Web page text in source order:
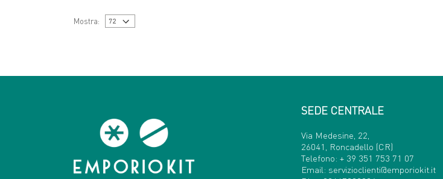
Mostra:
SEDE CENTRALE
Via Medesine, 22,
26041, Roncadello (CR)
Telefono: + 39 351 753 71 07
Email: servizioclienti@emporiokit.it